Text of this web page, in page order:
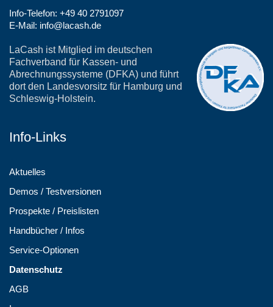
Info-Telefon: +49 40 2791097
E-Mail: info@lacash.de
LaCash ist Mitglied im deutschen
Fachverband für Kassen- und
Abrechnungssysteme (DFKA) und führt
dort den Landesvorsitz für Hamburg und
Schleswig-Holstein.
Info-Links
Aktuelles
Demos / Testversionen
Prospekte / Preislisten
Handbücher / Infos
Service-Optionen
Datenschutz
AGB